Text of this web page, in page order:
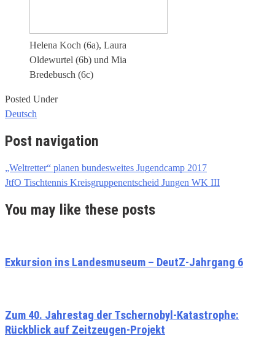
Helena Koch (6a), Laura
Oldewurtel (6b) und Mia
Bredebusch (6c)
Posted Under
Deutsch
Post navigation
„Weltretter“ planen bundesweites Jugendcamp 2017
JtfO Tischtennis Kreisgruppenentscheid Jungen WK III
You may like these posts
Exkursion ins Landesmuseum – DeutZ-Jahrgang 6
Zum 40. Jahrestag der Tschernobyl-Katastrophe:
Rückblick auf Zeitzeugen-Projekt